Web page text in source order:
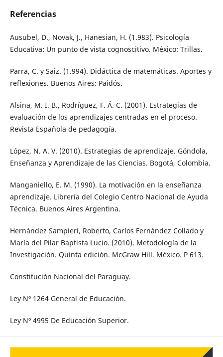
Referencias
Ausubel, D., Novak, J., Hanesian, H. (1.983). Psicología
Educativa: Un punto de vista cognoscitivo. México: Trillas.
Parra, C. y Saiz. (1.994). Didáctica de matemáticas. Aportes y
reflexiones. Buenos Aires: Paidós.
Alsina, M. I. B., Rodríguez, F. Á. C. (2001). Estrategias de
evaluación de los aprendizajes centradas en el proceso.
Revista Española de pedagogía.
López, N. A. V. (2010). Estrategias de aprendizaje. Góndola,
Enseñanza y Aprendizaje de las Ciencias. Bogotá, Colombia.
Manganiello, E. M. (1990). La motivación en la enseñanza
aprendizaje. Librería del Colegio Centro Nacional de Ayuda
Técnica. Buenos Aires Argentina.
Hernández Sampieri, Roberto, Carlos Fernández Collado y
María del Pilar Baptista Lucio. (2010). Metodología de la
Investigación. Quinta edición. McGraw Hill. México. P 613.
Constitución Nacional del Paraguay.
Ley Nº 1264 General de Educación.
Ley Nº 4995 De Educación Superior.